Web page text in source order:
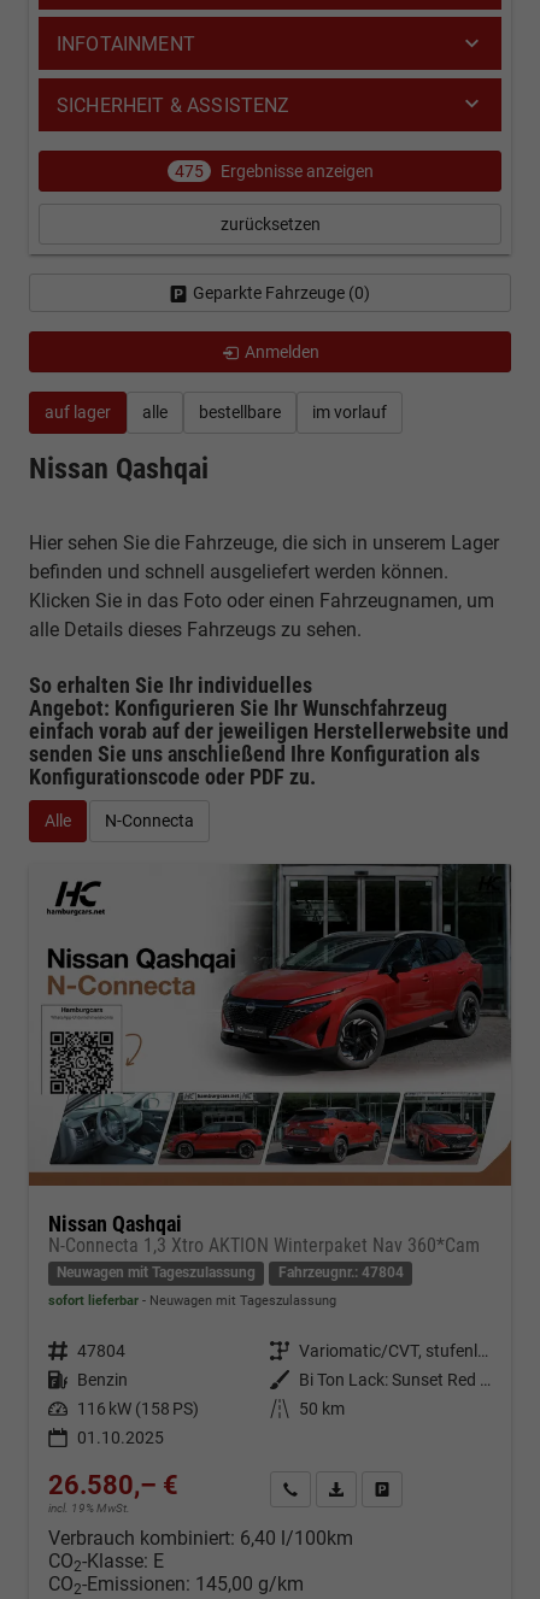
auf lager alle bestellbare im vorlauf
Nissan Qashqai
Hier sehen Sie die Fahrzeuge, die sich in unserem Lager
befinden und schnell ausgeliefert werden können.
Klicken Sie in das Foto oder einen Fahrzeugnamen, um
alle Details dieses Fahrzeugs zu sehen.
So erhalten Sie Ihr individuelles
Angebot: Konfigurieren Sie Ihr Wunschfahrzeug
einfach vorab auf der jeweiligen Herstellerwebsite und
senden Sie uns anschließend Ihre Konfiguration als
Konfigurationscode oder PDF zu.
Alle N-Connecta
Nissan Qashqai
N-Connecta 1,3 Xtro AKTION Winterpaket Nav 360*Cam
Neuwagen mit Tageszulassung Fahrzeugnr.: 47804
sofort lieferbar Neuwagen mit Tageszulassung
Fahrzeugnr. 47804 Getriebe
Variomatic/CVT, stufenlos
Kraftstoff Benzin Außenfarbe
Bi Ton Lack: Sunset Red (NBV) mit Dachfarbe Black Metallic (Z11)
Leistung 116 kW (158 PS) Kilometerstand
50 km
01.10.2025
26.580,– €
incl. 19% MwSt.
Kontakt & Angebot anfordern
PDF-Datei, Fahrzeugexposé
Verbrauch kombiniert: 6,40 l/100km
CO2-Klasse: E
CO2-Emissionen: 145,00 g/km
INFOTAINMENT
SICHERHEIT & ASSISTENZ
475 Ergebnisse anzeigen
zurücksetzen
Geparkte Fahrzeuge (0)
Anmelden